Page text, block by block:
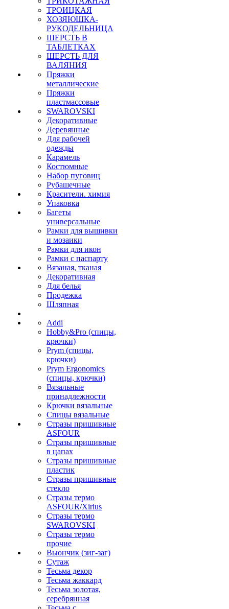
ТРОИЦКАЯ
ХОЗЯЮШКА-
РУКОДЕЛЬНИЦА
ШЕРСТЬ В
ТАБЛЕТКАХ
ШЕРСТЬ ДЛЯ
ВАЛЯНИЯ
Пряжки
металлические
Пряжки
пластмассовые
SWAROVSKI
Декоративные
Деревянные
Для рабочей
одежды
Карамель
Костюмные
Набор пуговиц
Рубашечные
Красители. химия
Упаковка
Багеты
универсальные
Рамки для вышивки
и мозаики
Рамки для икон
Рамки с паспарту
Вязаная, тканая
Декоративная
Для белья
Продежка
Шляпная
Addi
Hobby&Pro (спицы,
крючки)
Prym (спицы,
крючки)
Prym Ergonomics
(спицы, крючки)
Вязальные
принадлежности
Крючки вязальные
Спицы вязальные
Стразы пришивные
ASFOUR
Стразы пришивные
в цапах
Стразы пришивные
пластик
Стразы пришивные
стекло
Стразы термо
ASFOUR/Xirius
Стразы термо
SWAROVSKI
Стразы термо
прочие
Вьюнчик (зиг-заг)
Сутаж
Тесьма декор
Тесьма жаккард
Тесьма золотая,
серебрянная